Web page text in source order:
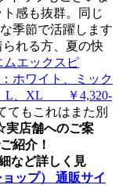
感も抜群。同じ
季節で活躍します
れる方、夏の快
ムエックスピ
ホワイト、ミック
L、XL ￥4,320-
てもこれはまた別
店舗へのご案
ご紹介！
など詳しく見
ップ） 通販サイ